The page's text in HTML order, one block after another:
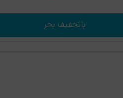
باتخفیف بخر